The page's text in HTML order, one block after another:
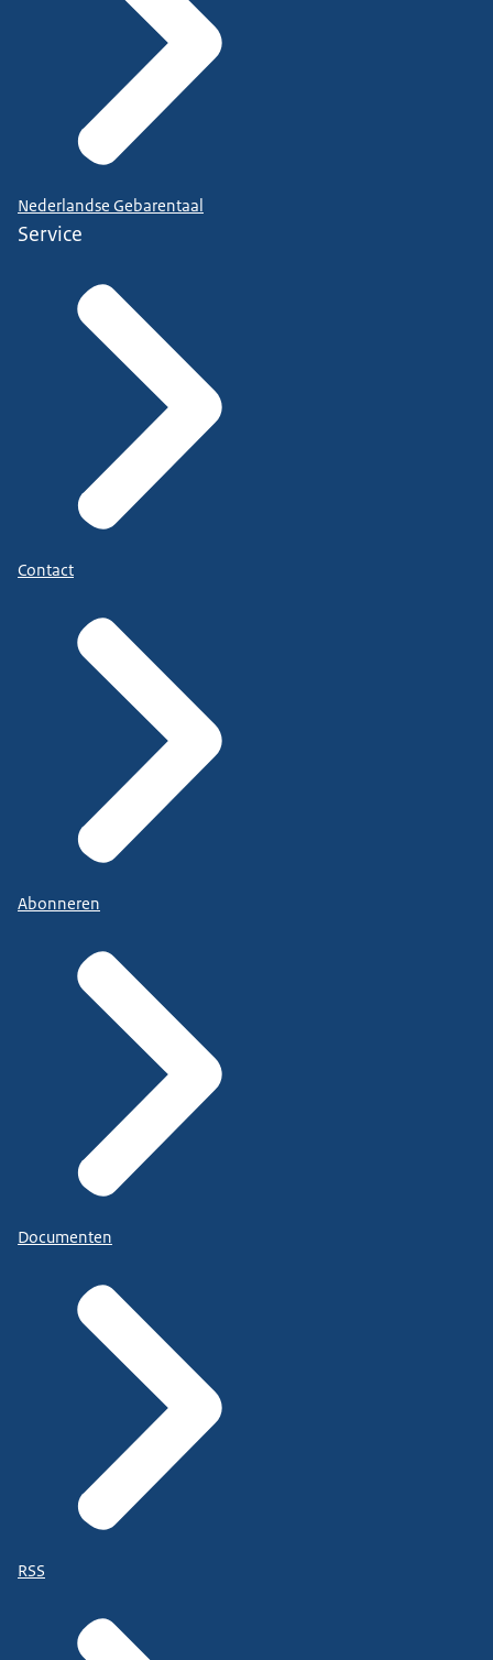
Nederlandse Gebarentaal
Service
Contact
Abonneren
Documenten
RSS